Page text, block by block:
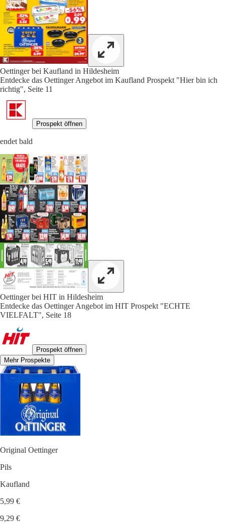
Oettinger bei Kaufland in Hildesheim
Entdecke das Oettinger Angebot im Kaufland Prospekt "Hier bin ich
richtig", Seite 11
Prospekt öffnen
endet bald
Oettinger bei HIT in Hildesheim
Entdecke das Oettinger Angebot im HIT Prospekt "ECHTE
VIELFALT", Seite 18
Prospekt öffnen
Mehr Prospekte
Original Oettinger
Pils
Kaufland
5,99 €
9,29 €